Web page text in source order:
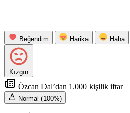
Beğendim Harika Haha
Kızgın
Özcan Dal’dan 1.000 kişilik iftar
Normal (100%)